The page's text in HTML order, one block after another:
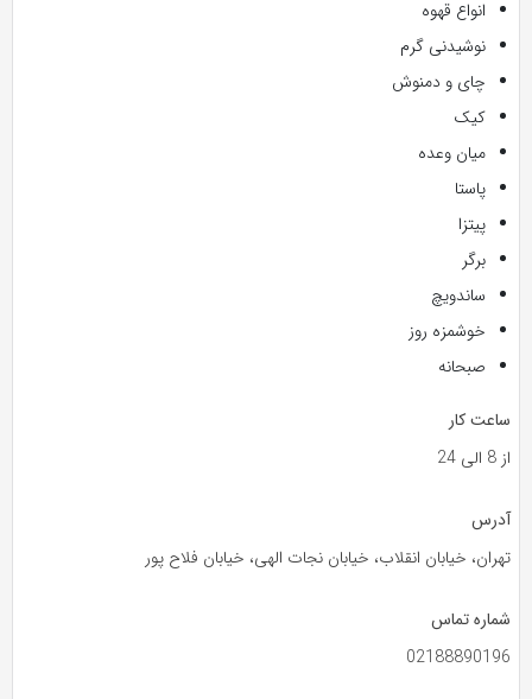
انواع قهوه
نوشیدنی گرم
چای و دمنوش
کیک
میان وعده
پاستا
پیتزا
برگر
ساندویچ
خوشمزه روز
صبحانه
ساعت کار
از 8 الی 24
آدرس
تهران، خیابان انقلاب، خیابان نجات الهی، خیابان فلاح پور
شماره تماس
02188890196